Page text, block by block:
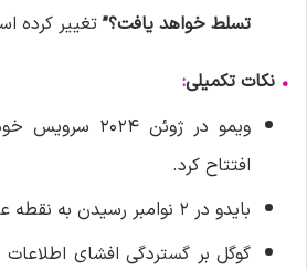
تسلط خواهد یافت؟” تغییر کرده
• نکات تکمیلی:
ویمو در ژوئن
افتتاح کرد.
بایدو در ۲ نوامبر رسیدن به نقطه عطف سفرها را اعلام کرد.
گوگل بر گستردگی افشای